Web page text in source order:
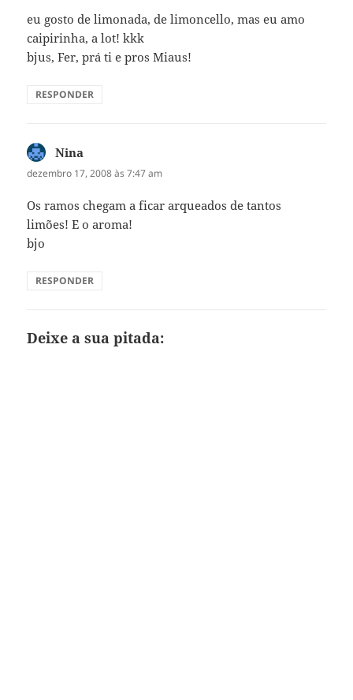
eu gosto de limonada, de limoncello, mas eu amo
caipirinha, a lot! kkk
bjus, Fer, prá ti e pros Miaus!
RESPONDER
Nina
dezembro 17, 2008 às 7:47 am
Os ramos chegam a ficar arqueados de tantos
limões! E o aroma!
bjo
RESPONDER
Deixe a sua pitada: